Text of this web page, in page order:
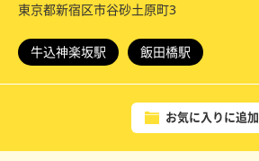
東京都新宿区市谷砂土原町3
牛込神楽坂駅 飯田橋駅
お気に入りに追加